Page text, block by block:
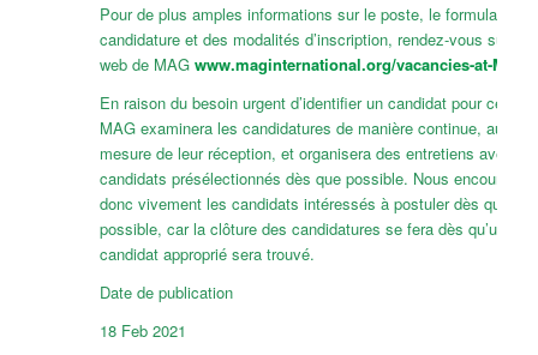
Pour de plus amples informations sur le poste, le formulaire de
candidature et des modalités d’inscription, rendez-vous sur le
web de MAG www.maginternational.org/vacancies-at-MAG
En raison du besoin urgent d’identifier un candidat pour ce rôle,
MAG examinera les candidatures de manière continue, au fur
mesure de leur réception, et organisera des entretiens avec les
candidats présélectionnés dès que possible. Nous
donc vivement les candidats intéressés à postuler dès que
possible, car la clôture des candidatures se fera dès qu’un
candidat approprié sera trouvé.
Date de publication
18 Feb 2021